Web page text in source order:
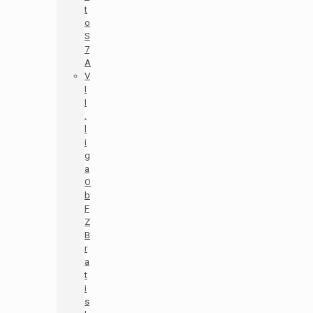
t
o
S
7
A
V
I
I
.
i
g
a
O
b
F
Z
B
r
a
t
i
s